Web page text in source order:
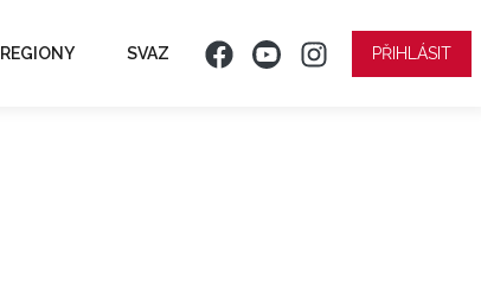
REGIONY SVAZ PŘIHLÁSIT